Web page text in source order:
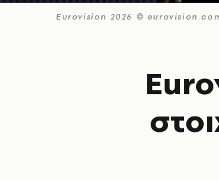
Eurovision 2026 ©